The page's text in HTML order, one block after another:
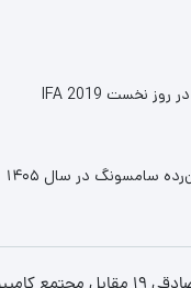
گلکسی فولد ۲ احتمالا در روز نخست IFA 2019
سامسونگ در سال ۱۴۰۵